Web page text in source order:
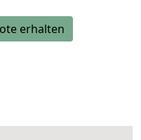
erhalten